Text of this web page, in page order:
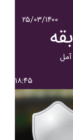
۲۵/۰۳/۱۴۰۰
۱۸:۴۵